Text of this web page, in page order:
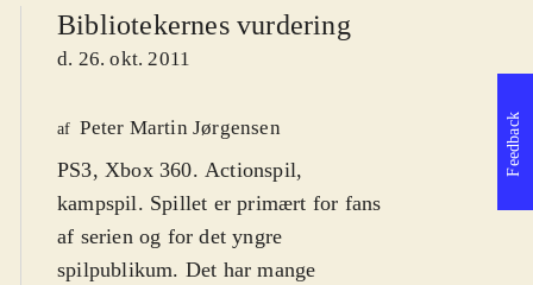
Bibliotekernes vurdering
d. 26. okt. 2011
af Peter Martin Jørgensen
PS3, Xbox 360. Actionspil,
kampspil. Spillet er primært for fans
af serien og for det yngre
spilpublikum. Det har mange
Feedback